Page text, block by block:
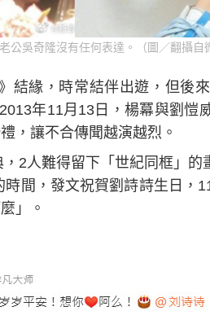
公吳奇隆沒有任何表達。（圖／翻攝自
結緣，時常結伴出遊，但後
年11月13日，楊冪與劉愷
，讓不合傳聞越演越烈。
2人難得留下「世紀同框」的
間，發文祝賀劉詩詩生日，
」。